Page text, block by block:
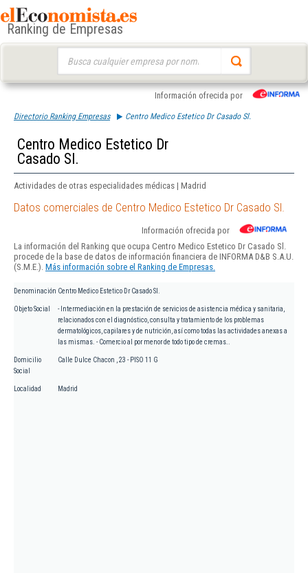
Ranking de Empresas
Información ofrecida por
Directorio Ranking Empresas Centro Medico Estetico Dr Casado Sl.
Centro Medico Estetico Dr
Casado Sl.
Actividades de otras especialidades médicas | Madrid
Datos comerciales de Centro Medico Estetico Dr Casado Sl.
Información ofrecida por
La información del Ranking que ocupa Centro Medico Estetico Dr Casado Sl.
procede de la base de datos de información financiera de INFORMA D&B S.A.U.
(S.M.E.). Más información sobre el Ranking de Empresas.
Denominación Centro Medico Estetico Dr Casado Sl.
Objeto Social
- Intermediación en la prestación de servicios de asistencia médica y sanitaria,
relacionados con el diagnóstico, consulta y tratamiento de los problemas
dermatológicos, capilares y de nutrición, así como todas las actividades anexas a
las mismas. - Comercio al por menor de todo tipo de cremas..
Domicilio
Social
Calle Dulce Chacon , 23 - PISO 11 G
Localidad Madrid